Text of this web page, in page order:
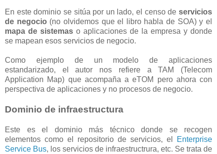
En este dominio se sitúa por un lado, el censo de servicios
de negocio (no olvidemos que el libro habla de SOA) y el
mapa de sistemas o aplicaciones de la empresa y donde
se mapean esos servicios de negocio.
Como ejemplo de un modelo de aplicaciones
estandarizado, el autor nos refiere a TAM (Telecom
Application Map) que acompaña a eTOM pero ahora con
perspectiva de aplicaciones y no procesos de negocio.
Dominio de infraestructura
Este es el dominio más técnico donde se recogen
elementos como el repositorio de servicios, el
Enterprise
Service Bus, los servicios de infraestructrura, etc. Se trata de